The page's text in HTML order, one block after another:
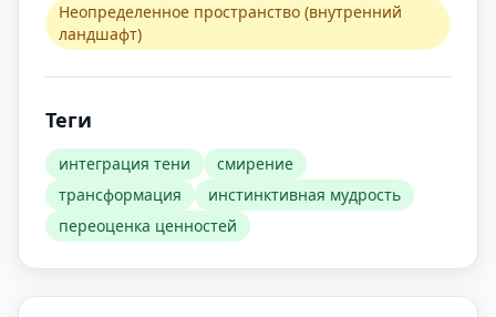
Неопределенное пространство (внутренний
ландшафт)
Теги
интеграция тени
смирение
трансформация
инстинктивная мудрость
переоценка ценностей